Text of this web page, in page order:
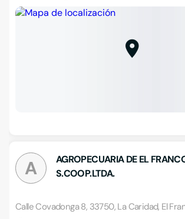
A
AGROPECUARIA DE EL
S.COOP.LTDA.
Calle Covadonga 8, 33750, La Caridad, El